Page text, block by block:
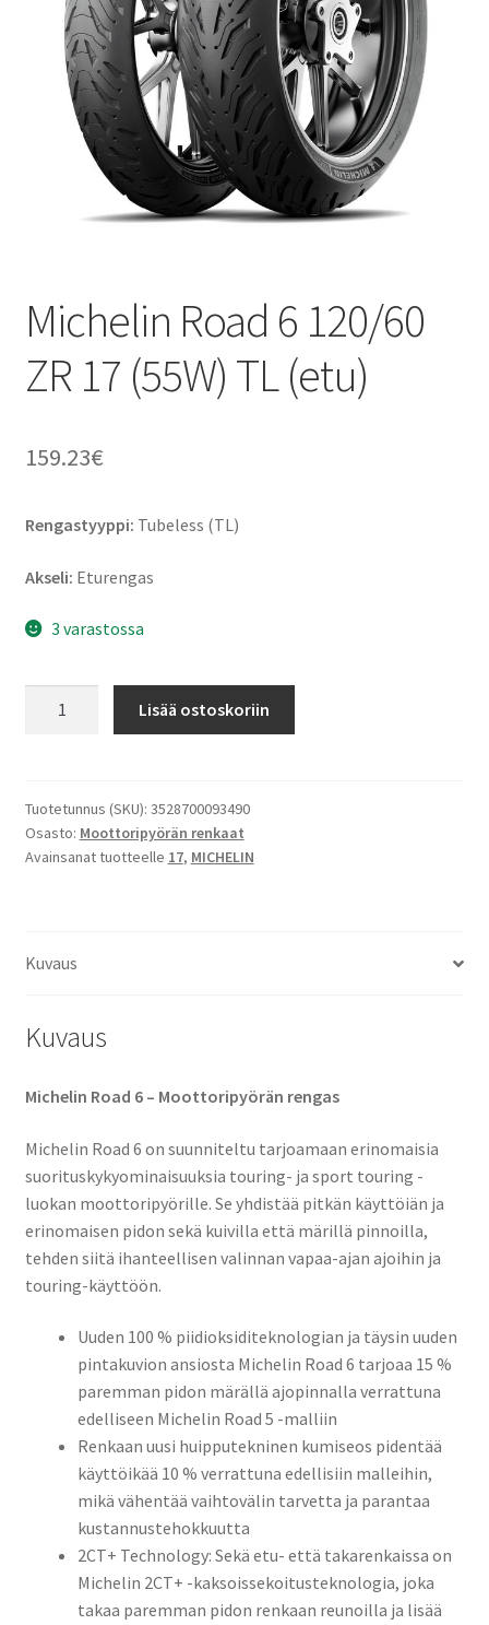
Michelin Road 6 120/60
ZR 17 (55W) TL (etu)
159.23€
Rengastyyppi: Tubeless (TL)
Akseli: Eturengas
3 varastossa
ZR
17
(55W)
Lisää ostoskoriin
Tuotetunnus (SKU): 3528700093490
Osasto: Moottoripyörän renkaat
Avainsanat tuotteelle 17, MICHELIN
Kuvaus
Kuvaus
Michelin Road 6 – Moottoripyörän rengas
Michelin Road 6 on suunniteltu tarjoamaan erinomaisia
suorituskykyominaisuuksia touring- ja sport touring -
luokan moottoripyörille. Se yhdistää pitkän käyttöiän ja
erinomaisen pidon sekä kuivilla että märillä pinnoilla,
tehden siitä ihanteellisen valinnan vapaa-ajan ajoihin ja
touring-käyttöön.​
Uuden 100 % piidioksiditeknologian ja täysin uuden
pintakuvion ansiosta Michelin Road 6 tarjoaa 15 %
paremman pidon märällä ajopinnalla verrattuna
edelliseen Michelin Road 5 -malliin
Renkaan uusi huipputekninen kumiseos pidentää
käyttöikää 10 % verrattuna edellisiin malleihin,
mikä vähentää vaihtovälin tarvetta ja parantaa
kustannustehokkuutta
2CT+ Technology: Sekä etu- että takarenkaissa on
Michelin 2CT+ -kaksoissekoitusteknologia, joka
takaa paremman pidon renkaan reunoilla ja lisää